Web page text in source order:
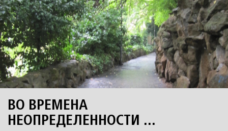
ВО ВРЕМЕНА
НЕОПРЕДЕЛЕННОСТИ ...